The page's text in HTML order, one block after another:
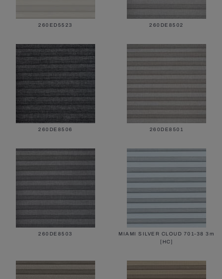
260ED5523 260DE8502
260DE8506 260DE8501
260DE8503
MIAMI SILVER CLOUD 701-38 3m
[HC]